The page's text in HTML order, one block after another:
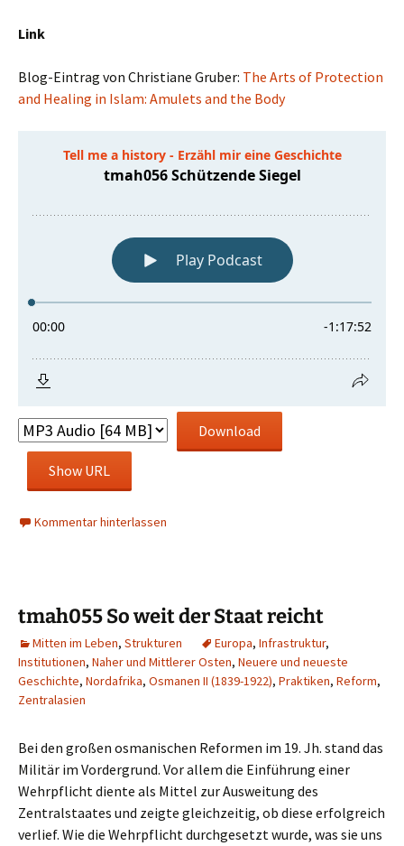
Link
Blog-Eintrag von Christiane Gruber: The Arts of Protection
and Healing in Islam: Amulets and the Body
Download
Show URL
Kommentar hinterlassen
tmah055 So weit der Staat reicht
Mitten im Leben, Strukturen Europa, Infrastruktur,
Institutionen, Naher und Mittlerer Osten, Neuere und neueste
Geschichte, Nordafrika, Osmanen II (1839-1922), Praktiken, Reform,
Zentralasien
Bei den großen osmanischen Reformen im 19. Jh. stand das
Militär im Vordergrund. Vor allem die Einführung einer
Wehrpflicht diente als Mittel zur Ausweitung des
Zentralstaates und zeigte gleichzeitig, ob diese erfolgreich
verlief. Wie die Wehrpflicht durchgesetzt wurde, was sie uns